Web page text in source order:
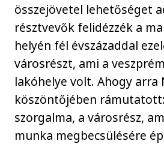
összejövetel lehetőséget
résztvevők felidézzék a
helyén fél évszázaddal
városrészt, ami a
lakóhelye volt. Ahogy arra
köszöntőjében
szorgalma, a városrész,
munka megbecsülésére